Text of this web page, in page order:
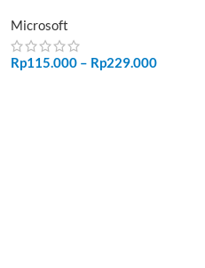
Microsoft
Rp115.000 – Rp229.000